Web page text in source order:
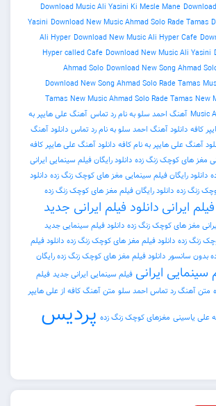
Download Music Ali Yasini Ki Mesle Mane
Yasini Download New Music Ahmad Solo Rade Tamas
Ali Hyper Download New Music Ali Hyper Cafe
Hyper called Cafe Download New Music Ali Yasini
Ahmad Solo Download New Song Ahmad
Download New Song Ahmad Solo Rade Tamas
Tamas New Music Ahmad Solo Rade Tamas New
Music آهنگ احمد سلو به نام رد تماس آهنگ علی هایپر به
کافه دانلود آهنگ احمد سلو به نام رد تماس دانلود آهنگ
آهنگ علی هایپر به نام کافه دانلود آهنگ علی هایپر کافه
مغز های کوچک زنگ زده دانلود رایگان فیلم سینمایی ایرانی
دانلود رایگان فیلم سینمایی مغز های کوچک زنگ زده دانلود
زنگ زده دانلود رایگان فیلم مغز های کوچک زنگ زده
ایرانی دانلود فیلم ایرانی جدید
مغز های کوچک زنگ زده دانلود فیلم سینمایی جدید
زنگ زده دانلود فیلم مغز های کوچک زنگ زده دانلود فیلم
بدون سانسور دانلود فیلم مغز های کوچک زنگ زده رایگان
سینمایی ایرانی فیلم سینمایی ایرانی جدید فیلم
متن آهنگ رد تماس احمد سلو متن آهنگ کافه از علی هایپر
علی یاسینی مغزهای کوچک زنگ زده پردیس